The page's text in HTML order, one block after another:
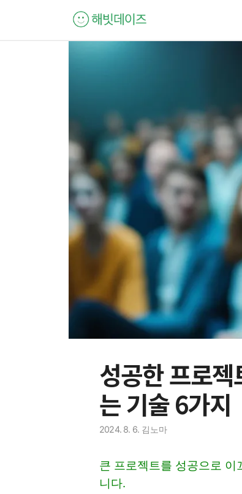
성공한 프로
는 기술 6가지
2024. 8. 6. 김노마
큰 프로젝트를 성공으로
니다.